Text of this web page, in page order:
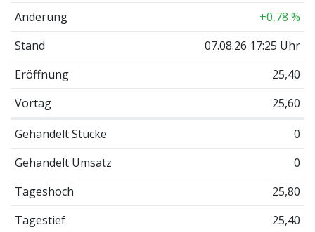
Änderung
+0,78 %
Stand
07.08.26 17:25 Uhr
Eröffnung
25,40
Vortag
25,60
Gehandelt Stücke
0
Gehandelt Umsatz
0
Tageshoch
25,80
Tagestief
25,40